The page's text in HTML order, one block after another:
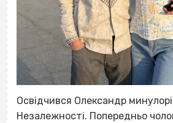
Освідчився Олександр
Незалежності. Попередньо